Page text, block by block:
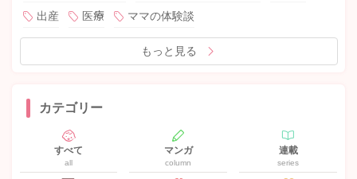
出産
医療 ママの体験談
もっと見る
カテゴリー
すべて
all
マンガ
column
連載
series